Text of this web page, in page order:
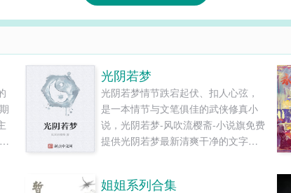
光阴若梦
光阴若梦情节跌宕起伏、扣人心弦，
是一本情节与文笔俱佳的武侠修真小
说，光阴若梦-风吹流樱斋-小说旗免费
提供光阴若梦最新清爽干净的文字章
姐姐系列合集